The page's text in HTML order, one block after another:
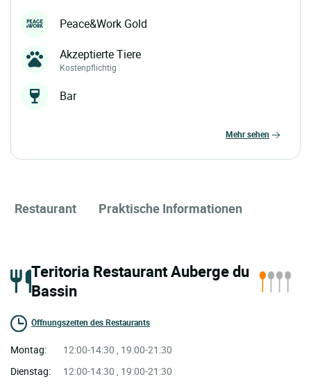
Peace&Work Gold
Akzeptierte Tiere
Kostenpflichtig
Bar
mehr sehen
Restaurant Praktische Informationen
Teritoria Restaurant Auberge du
Bassin
Öffnungszeiten des Restaurants
Montag:
12:00-14:30 , 19:00-21:30
Dienstag:
12:00-14:30 , 19:00-21:30